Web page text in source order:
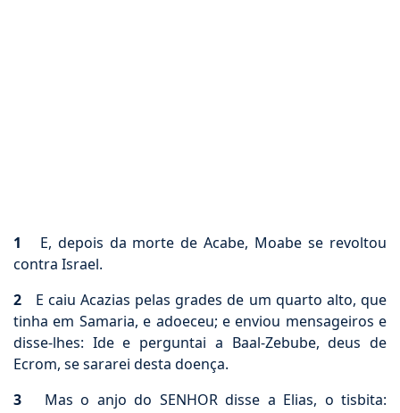
1 E, depois da morte de Acabe, Moabe se revoltou
contra Israel.
2 E caiu Acazias pelas grades de um quarto alto, que
tinha em Samaria, e adoeceu; e enviou mensageiros e
disse-lhes: Ide e perguntai a Baal-Zebube, deus de
Ecrom, se sararei desta doença.
3 Mas o anjo do SENHOR disse a Elias, o tisbita: